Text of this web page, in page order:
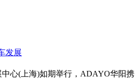
心(上海)如期举行，ADAYO华阳携